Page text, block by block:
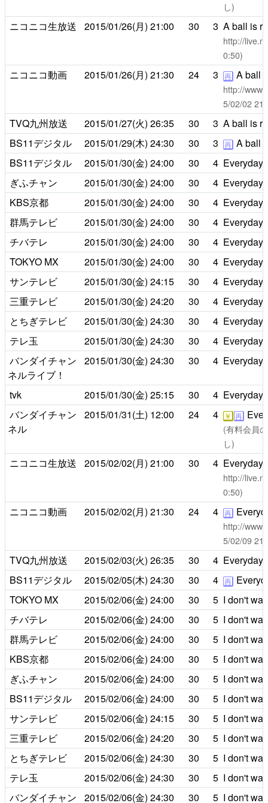
し)
ニコニコ生放送 2015/01/26(月) 21:00 30 3 A ball is
http://
0:50)
ニコニコ動画 2015/01/26(月) 21:30 24 3 再 A ball
http://
5/02/02
TVQ九州放送 2015/01/27(火) 26:35 30 3 A ball is
BS11デジタル
2015/01/29(木) 24:30 30 3 再 A ball
BS11デジタル
2015/01/30(金) 24:00 30 4 Everyday
ぎふチャン
2015/01/30(金) 24:00 30 4 Everyday
KBS京都
2015/01/30(金) 24:00 30 4 Everyday
群馬テレビ
2015/01/30(金) 24:00 30 4 Everyday
チバテレ
2015/01/30(金) 24:00 30 4 Everyday
TOKYO MX
2015/01/30(金) 24:00 30 4 Everyday
サンテレビ
2015/01/30(金) 24:15 30 4 Everyday
三重テレビ
2015/01/30(金) 24:20 30 4 Everyday
とちぎテレビ
2015/01/30(金) 24:30 30 4 Everyday
テレ玉
2015/01/30(金) 24:30 30 4 Everyday
バンダイチャン
ネルライブ！
2015/01/30(金) 24:30 30 4 Everyday
tvk 2015/01/30(金) 25:15 30 4 Everyday
バンダイチャン
ネル
2015/01/31(土) 12:00 24 4 ￥ 再
(有料会員
し)
ニコニコ生放送 2015/02/02(月) 21:00 30 4 Everyday
http://
0:50)
ニコニコ動画 2015/02/02(月) 21:30 24 4 再
http://
5/02/09
TVQ九州放送 2015/02/03(火) 26:35 30 4 Everyday
BS11デジタル
2015/02/05(木) 24:30 30 4 再
TOKYO MX
2015/02/06(金) 24:00 30 5 I don't
チバテレ
2015/02/06(金) 24:00 30 5 I don't
群馬テレビ
2015/02/06(金) 24:00 30 5 I don't
KBS京都
2015/02/06(金) 24:00 30 5 I don't
ぎふチャン
2015/02/06(金) 24:00 30 5 I don't
BS11デジタル
2015/02/06(金) 24:00 30 5 I don't
サンテレビ
2015/02/06(金) 24:15 30 5 I don't
三重テレビ
2015/02/06(金) 24:20 30 5 I don't
とちぎテレビ
2015/02/06(金) 24:30 30 5 I don't
テレ玉
2015/02/06(金) 24:30 30 5 I don't
バンダイチャン
2015/02/06(金) 24:30 30 5 I don't